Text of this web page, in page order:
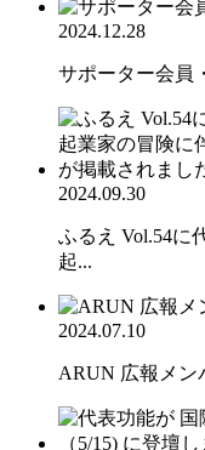
2024.12.28
サポーター会員
2024.09.30
ふるえ Vol.54に
起...
2024.07.10
ARUN 広報メン